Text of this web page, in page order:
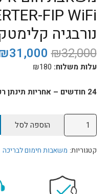
FIP WiFi
נורבגיה
₪32,000 המחיר
המקורי
31,000
עלות משלוח: ₪180
24 חודשים – אחריות תינתן רק בהתקנת מתקין מורשה
כמות
של
משאבת
הוספה לסל
קטגוריות: משאבות חימום לבריכה